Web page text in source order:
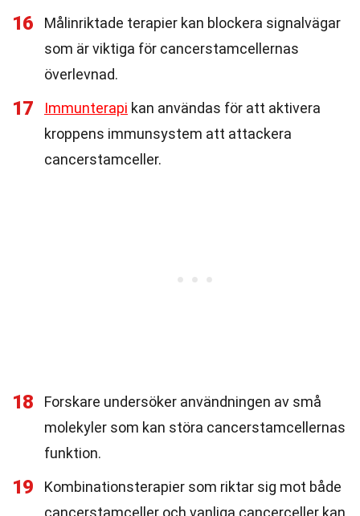
16
Målinriktade terapier kan blockera signalvägar
som är viktiga för cancerstamcellernas
överlevnad.
17 Immunterapi kan användas för att aktivera
kroppens immunsystem att attackera
cancerstamceller.
18
Forskare undersöker användningen av små
molekyler som kan störa cancerstamcellernas
funktion.
19
Kombinationsterapier som riktar sig mot både
cancerstamceller och vanliga cancerceller kan